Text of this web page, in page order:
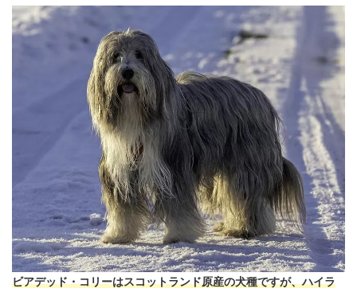
ビアデッド・コリーはスコットランド原産の犬種ですが、ハイラ